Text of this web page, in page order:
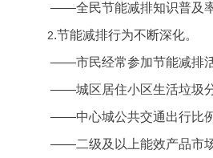
——全民节能减排知识普及
2.节能减排行为不断深化。
——市民经常参加节能减排
——城区居住小区生活垃圾
——中心城公共交通出行比
——二级及以上能效产品市场